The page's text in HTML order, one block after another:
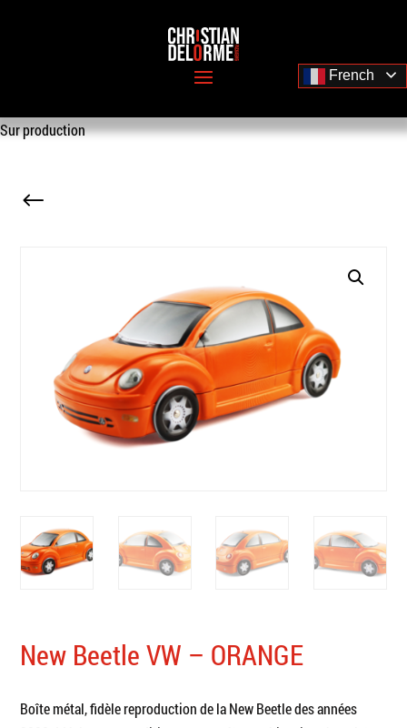
Sur production
#
New Beetle VW – ORANGE
Boîte métal, fidèle reproduction de la New Beetle des années
French